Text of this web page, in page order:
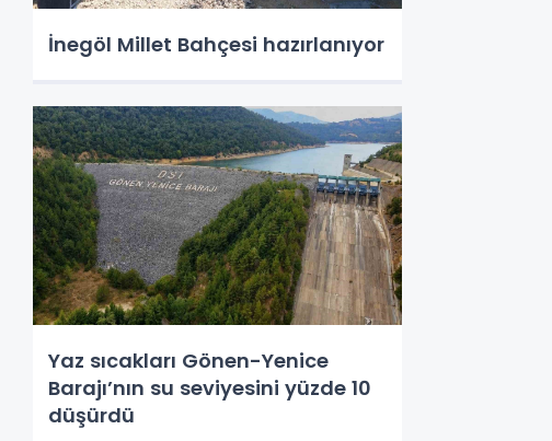
İnegöl Millet Bahçesi hazırlanıyor
Yaz sıcakları Gönen-Yenice
Barajı’nın su seviyesini yüzde 10
düşürdü